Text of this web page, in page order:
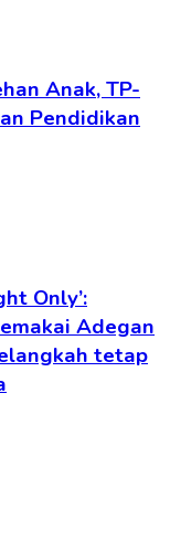
Anak, TP-
Pendidikan
Only’:
Adegan
tetap